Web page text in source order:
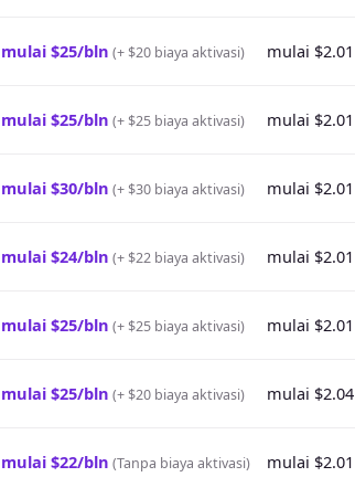
mulai $25/bln (+ $20 biaya aktivasi) mulai $2.01
mulai $25/bln (+ $25 biaya aktivasi) mulai $2.01
mulai $30/bln (+ $30 biaya aktivasi) mulai $2.01
mulai $24/bln (+ $22 biaya aktivasi) mulai $2.01
mulai $25/bln (+ $25 biaya aktivasi) mulai $2.01
mulai $25/bln (+ $20 biaya aktivasi) mulai $2.04
mulai $22/bln (Tanpa biaya aktivasi) mulai $2.01